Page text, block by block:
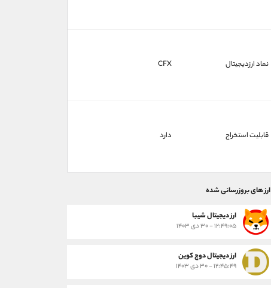
نماد ارزدیجیتال CFX
قابلیت استخراج دارد
ارز های بروزرسانی شده
ارز ديجيتال شیبا
۱۲:۴۹:۰۵ - ۳۰ دی ۱۴۰۳
ارز دیجیتال دوج کوین
۱۲:۴۵:۴۹ - ۳۰ دی ۱۴۰۳